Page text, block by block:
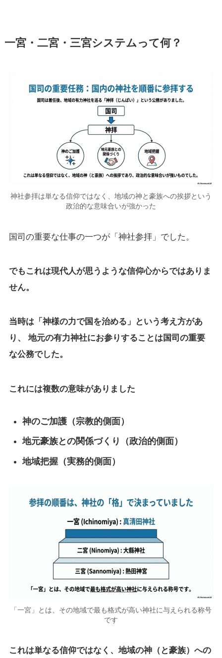
一宮・二宮・三宮システムって何？
神社参拝は単なる信仰ではなく、地域の神と豪族への挨拶という
政治的な意味合いが強かった
国司の重要な仕事の一つが「神社参拝」でした。
でもこれは現代人が思うような信仰心からではありま
せん。
当時は「神様の力で国を治める」という考え方があ
り、 地元の有力神社にお参りすることは国司の重要
な公務でした。
これには複数の意味がありました
神のご加護（宗教的側面）
地元豪族との関係づくり（政治的側面）
地域把握（実務的側面）
「一宮」とは、その地域で最も格式が高い神社に与えられる称号
です
これは単なる信仰ではなく、地域の神（と豪族）への